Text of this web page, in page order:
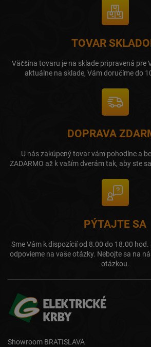
TOVAR
Väčšina tovaru je na sklade pripravená pre
aktuálne na sklade, Vám doručíme do
DOPRAVA
U nás zakúpený tovar vám pohodlne a
ZADARMO až k vaším dverám tak, aby ste
PÝTAJTE SA
Sme Vám k dispozícií od 8.00 do 18.00
odpovieme na vaše otázky. Nebojte sa na
otázkou.
Showroom BRATISLAVA